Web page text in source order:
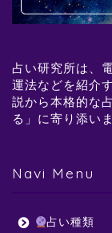
占い研究所は、
運法などを紹介
説から本格的な
る」に寄り添いま
Navi Menu
占い種類